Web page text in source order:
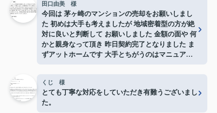
しっかり説明していただけたので、大きな買い物で
すが終始安心して手続きを進めることができまし
た。
本当にありがとうございました！
田口由美 様
今回は 茅ヶ崎のマンションの売却をお願いしまし
た 初めは大手も考えましたが 地域密着型の方が絶
対に良いと判断して お願いしました 金額の面や 何
かと親身なって頂き 昨日契約完了となりました ま
ずアットホームです 大手とちがうのはマニュアル
良かったとしか思ってないです。事務所も 湘南ぽ
い感じのとても良い感じでした つねに店長さんに
相談し対応して頂き何の不安もありませんでした。
くじ 様
とても丁寧な対応をしていただき有難うございまし
た。